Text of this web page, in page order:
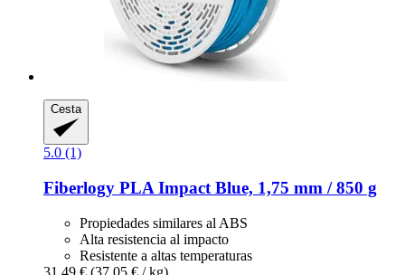
Cesta
5.0 (1)
Fiberlogy PLA Impact Blue, 1,75 mm / 850 g
Propiedades similares al ABS
Alta resistencia al impacto
Resistente a altas temperaturas
31,49 € (37,05 € / kg)